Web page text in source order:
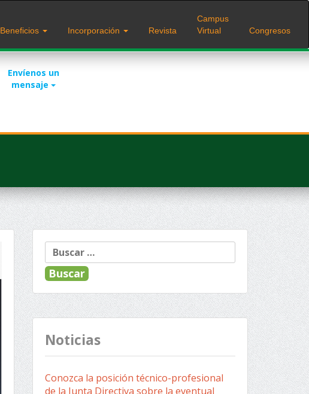
Beneficios Incorporación Revista
Campus
Virtual
Congresos
Envíenos un
mensaje
Buscar:
Noticias
Conozca la posición técnico-profesional
de la Junta Directiva sobre la eventual